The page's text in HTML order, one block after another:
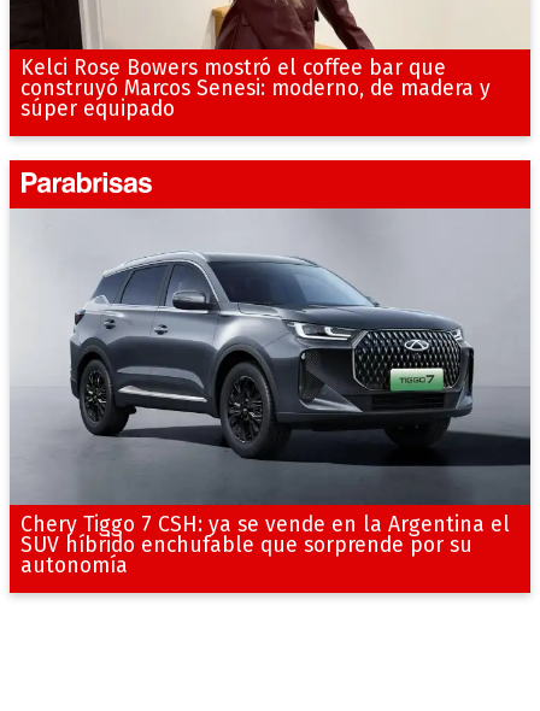
Kelci Rose Bowers mostró el coffee bar que
construyó Marcos Senesi: moderno, de madera y
súper equipado
Chery Tiggo 7 CSH: ya se vende en la Argentina el
SUV híbrido enchufable que sorprende por su
autonomía